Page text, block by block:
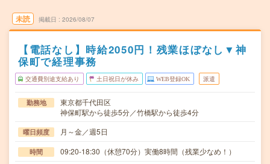
未読 掲載日 2026/08/07
【電話なし】時給2050円！残業ほぼなし▼神
保町で経理事務
交通費別途支給あり 土日祝日が休み WEB登録OK 派遣
勤務地
東京都千代田区
神保町駅から徒歩5分／竹橋駅から徒歩4分
曜日頻度 月～金／週5日
時間 09:20-18:30（休憩70分）実働8時間（残業少なめ！）